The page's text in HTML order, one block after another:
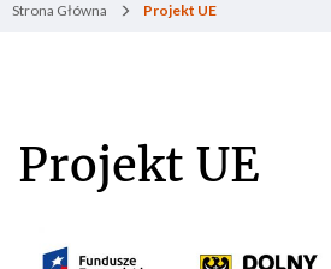
Strona Główna Projekt UE
Projekt UE